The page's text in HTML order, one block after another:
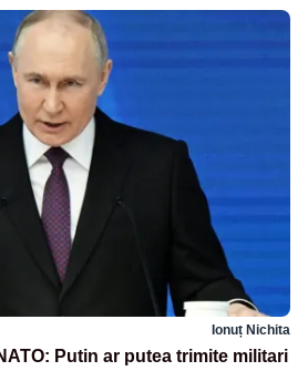
Ionuț Nichita
Putin ar putea trimite militari